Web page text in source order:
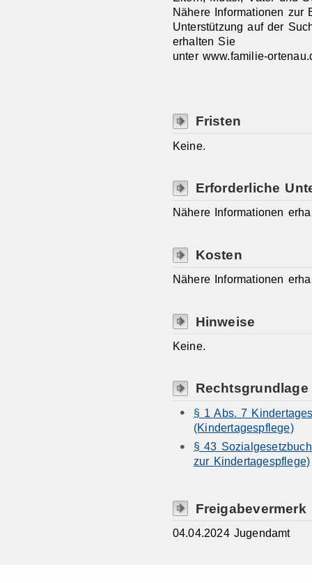
Nähere Informationen zur
Unterstützung auf der
erhalten Sie
unter www.familie-
Fristen
Keine.
Erforderliche
Nähere Informationen
Kosten
Nähere Informationen
Hinweise
Keine.
Rechtsgrundlage
§ 1 Abs. 7
(Kindertagespflege)
§ 43
zur Kindertagespflege)
Freigabevermerk
04.04.2024 Jugendamt